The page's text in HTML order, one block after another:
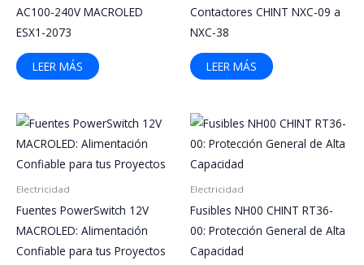
AC100-240V MACROLED
ESX1-2073
LEER MÁS
Contactores CHINT NXC-09 a
NXC-38
LEER MÁS
Electricidad
Fuentes PowerSwitch 12V
MACROLED: Alimentación
Confiable para tus Proyectos
Electricidad
Fusibles NH00 CHINT RT36-
00: Protección General de Alta
Capacidad